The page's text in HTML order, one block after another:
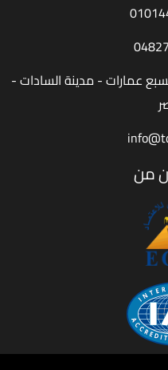
عمارات - مدينة السادات -
من